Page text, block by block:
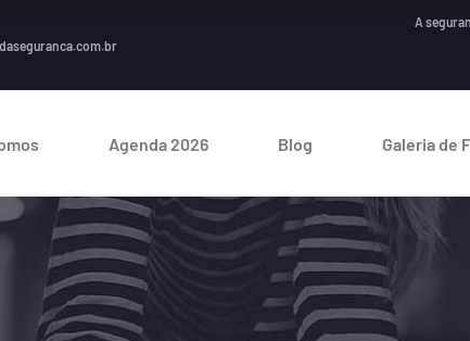
A segurança é um
Agenda 2026 Blog Galeria de